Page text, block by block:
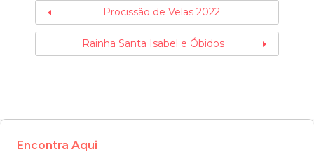
Procissão de Velas 2022
Rainha Santa Isabel e Óbidos
Encontra Aqui